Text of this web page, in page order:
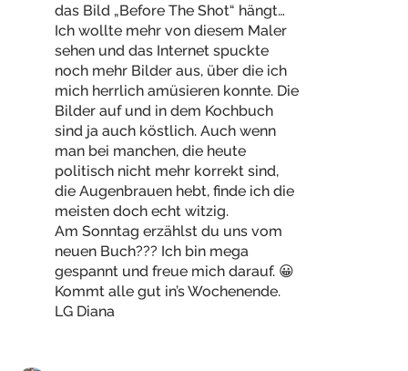
das Bild „Before The Shot“ hängt…
Ich wollte mehr von diesem Maler
sehen und das Internet spuckte
noch mehr Bilder aus, über die ich
mich herrlich amüsieren konnte. Die
Bilder auf und in dem Kochbuch
sind ja auch köstlich. Auch wenn
man bei manchen, die heute
politisch nicht mehr korrekt sind,
die Augenbrauen hebt, finde ich die
meisten doch echt witzig.
Am Sonntag erzählst du uns vom
neuen Buch??? Ich bin mega
gespannt und freue mich darauf. 😀
Kommt alle gut in’s Wochenende.
LG Diana